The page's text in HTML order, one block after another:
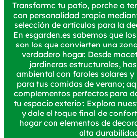
Transforma tu patio, porche o
con personalidad propia
selección de artículos para la
En esgarden.es sabemos que
son los que convierten una
verdadero hogar. Desde
jardineras estructurales,
ambiental con faroles solares
para tus comidas de verano;
complementos perfectos para
tu espacio exterior. Explora
y dale el toque final de
hogar con elementos de
alta